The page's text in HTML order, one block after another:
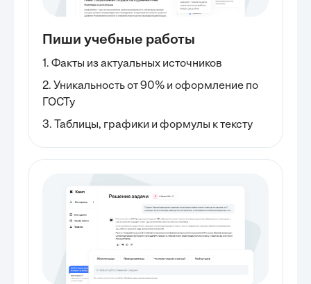
Пиши учебные работы
1. Факты из актуальных источников
2. Уникальность от 90% и оформление по
ГОСТу
3. Таблицы, графики и формулы к тексту